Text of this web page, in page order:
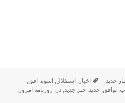
جدید برچسب‌ها
اخبار, استقلال, اسوه, افق,
,توافق,جدید,خبر جدید,در, روزنامه امروز,